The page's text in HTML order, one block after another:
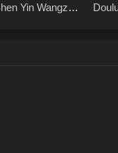
Yin Wangzuo